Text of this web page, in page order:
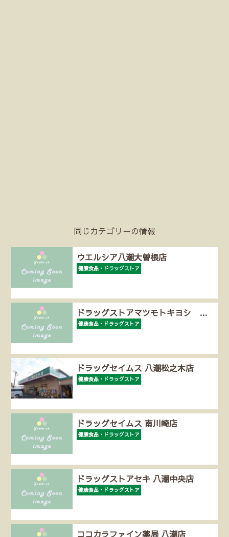
同じカテゴリーの情報
ウエルシア八潮大曽根店
健康食品・ドラッグストア
ドラッグストアマツモトキヨシ …
健康食品・ドラッグストア
ドラッグセイムス 八潮松之木店
健康食品・ドラッグストア
ドラッグセイムス 南川崎店
健康食品・ドラッグストア
ドラッグストアセキ 八潮中央店
健康食品・ドラッグストア
ココカラファイン薬局 八潮店